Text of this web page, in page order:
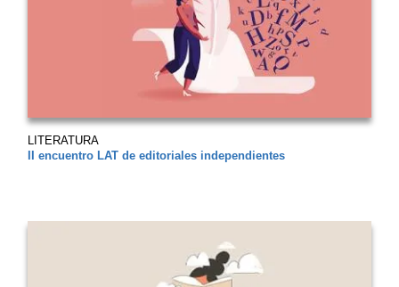
LITERATURA
II encuentro LAT de editoriales independientes